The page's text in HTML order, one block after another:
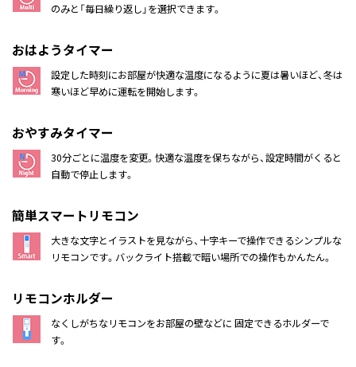
のみと「毎日繰り返し」を選択できます。
おはようタイマー
設定した時刻にお部屋が快適な温度になるように夏は暑いほど、冬は
寒いほど早めに運転を開始します。
おやすみタイマー
30分ごとに温度を変更。快適な温度を保ちながら、設定時間がくると
自動で停止します。
簡単スマートリモコン
大きな文字とイラストを見ながら、十字キーで操作できるシンプルな
リモコンです。バックライト搭載で暗い場所での操作もかんたん。
リモコンホルダー
なくしがちなリモコンをお部屋の壁などに 固定できるホルダーで
す。